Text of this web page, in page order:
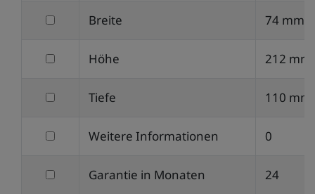
Gewicht
filtern
Breite
Breite 74 mm
filtern
Höhe
Höhe 212 mm
filtern
Tiefe
Tiefe 110 mm
filtern
Weitere
Weitere Informationen 0
filtern
Garantie in Monaten 24